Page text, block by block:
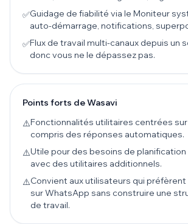
✅Guidage de fiabilité via le Moniteur
auto-démarrage, notifications,
✅Flux de travail multi-canaux depuis un
donc vous ne le dépassez pas.
Points forts de Wasavi
⚠️Fonctionnalités utilitaires centrées
compris des réponses automatiques.
⚠️Utile pour des besoins de
avec des utilitaires additionnels.
⚠️Convient aux utilisateurs qui
sur WhatsApp sans construire une
de travail.